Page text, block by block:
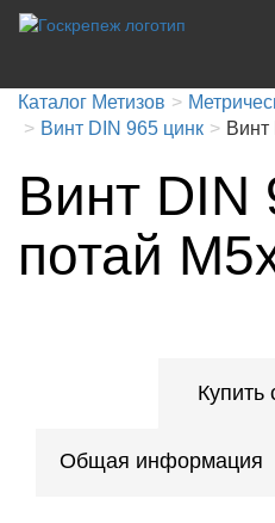
Каталог Метизов
Винт DIN 965 цинк
Винт
Винт DIN
потай
Купить
Общая информация